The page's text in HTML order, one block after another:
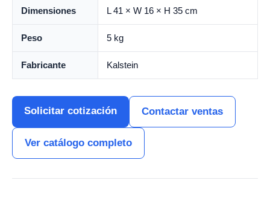
Dimensiones L 41 × W 16 × H 35 cm
Peso 5 kg
Fabricante Kalstein
Solicitar cotización Contactar ventas
Ver catálogo completo